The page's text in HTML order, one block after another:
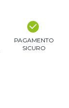
PAGAMENTO
SICURO